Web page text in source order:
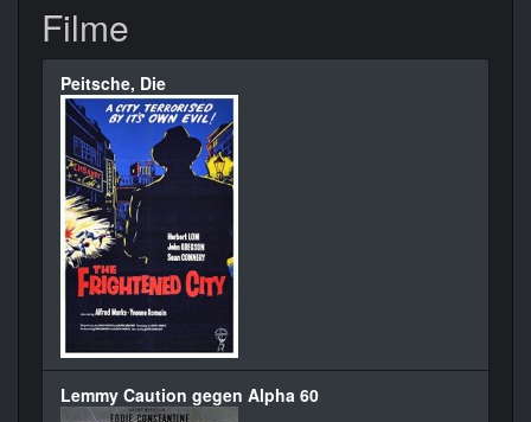
Filme
Peitsche, Die
Lemmy Caution gegen Alpha 60